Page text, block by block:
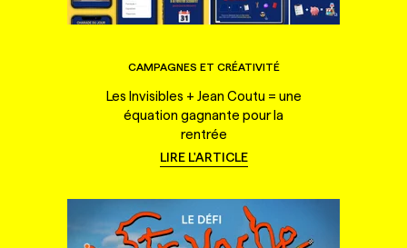
CAMPAGNES ET CRÉATIVITÉ
Les Invisibles + Jean Coutu = une
équation gagnante pour la
rentrée
LIRE L'ARTICLE